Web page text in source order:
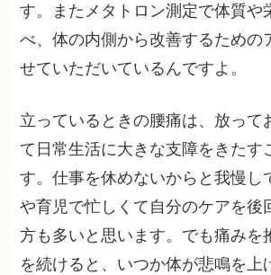
す。またメタトロン測定で体質や
べ、体の内側から改善するための
せていただいているんですよ。
立っているときの腰痛は、放って
て日常生活に大きな支障をきたす
す。仕事を休めないからと我慢し
や育児で忙しくて自分のケアを後
方も多いと思います。でも痛みを
を続けると、いつか体が悲鳴を上